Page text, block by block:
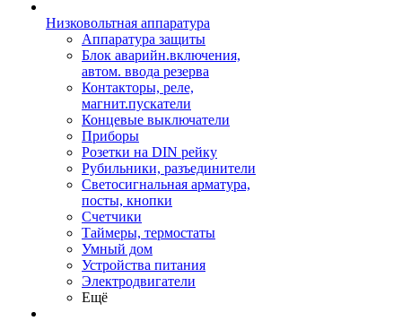
Низковольтная аппаратура
Аппаратура защиты
Блок аварийн.включения,
автом. ввода резерва
Контакторы, реле,
магнит.пускатели
Концевые выключатели
Приборы
Розетки на DIN рейку
Рубильники, разъединители
Светосигнальная арматура,
посты, кнопки
Счетчики
Таймеры, термостаты
Умный дом
Устройства питания
Электродвигатели
Ещё